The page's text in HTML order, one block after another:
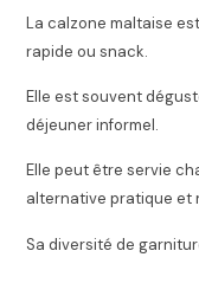
La calzone maltaise
rapide ou snack.
Elle est souvent
déjeuner informel.
Elle peut être servie
alternative pratique et
Sa diversité de